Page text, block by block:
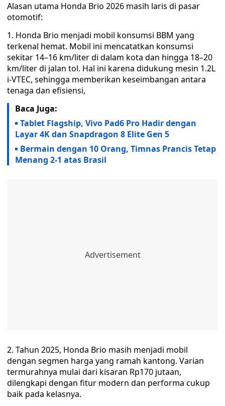
Alasan utama Honda Brio 2026 masih laris di pasar
otomotif:
1. Honda Brio menjadi mobil konsumsi BBM yang
terkenal hemat. Mobil ini mencatatkan konsumsi
sekitar 14–16 km/liter di dalam kota dan hingga 18–20
km/liter di jalan tol. Hal ini karena didukung mesin 1.2L
i-VTEC, sehingga memberikan keseimbangan antara
tenaga dan efisiensi,
Baca Juga:
Tablet Flagship, Vivo Pad6 Pro Hadir dengan
Layar 4K dan Snapdragon 8 Elite Gen 5
Bermain dengan 10 Orang, Timnas Prancis Tetap
Menang 2-1 atas Brasil
2. Tahun 2025, Honda Brio masih menjadi mobil
dengan segmen harga yang ramah kantong. Varian
termurahnya mulai dari kisaran Rp170 jutaan,
dilengkapi dengan fitur modern dan performa cukup
baik pada kelasnya.